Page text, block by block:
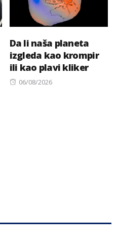
Da li naša planeta
izgleda kao krompir
ili kao plavi kliker
Posted
06/08/2026